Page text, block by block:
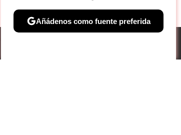
Añádenos como fuente preferida